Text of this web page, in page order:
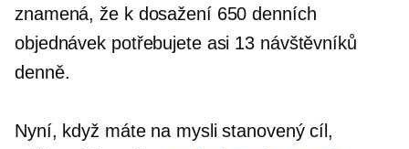
znamená, že k dosažení 650 denních
objednávek potřebujete asi 13 návštěvníků
denně.
Nyní, když máte na mysli stanovený cíl,